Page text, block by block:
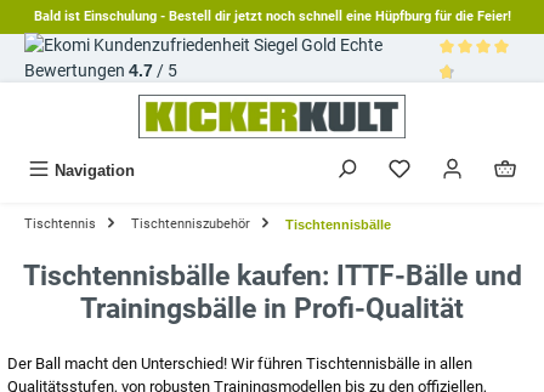
springen
Bald ist Einschulung - Bestell dir jetzt noch schnell eine Hüpfburg für die Feier!
Echte
Bewertungen 4.7/ 5
Navigation
Tischtennis Tischtenniszubehör Tischtennisbälle
Tischtennisbälle kaufen: ITTF-Bälle und
Trainingsbälle in Profi-Qualität
Der Ball macht den Unterschied! Wir führen Tischtennisbälle in allen
Qualitätsstufen, von robusten Trainingsmodellen bis zu den offiziellen,